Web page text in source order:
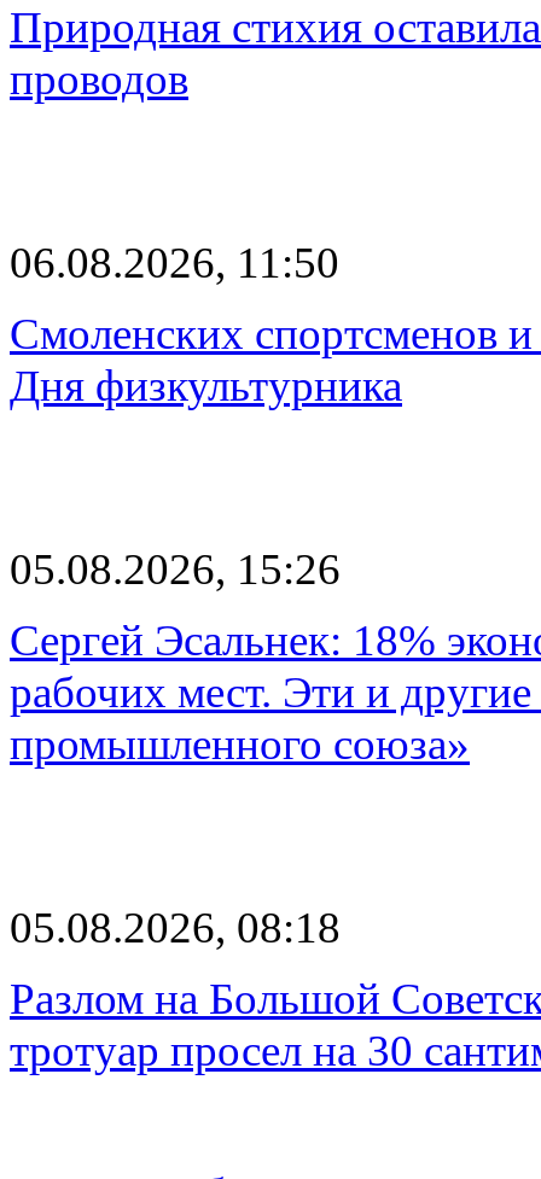
Природная стихия
проводов
06.08.2026, 11:50
Смоленских спортсменов
Дня физкультурника
05.08.2026, 15:26
Сергей Эсальнек: 18%
рабочих мест. Эти и
промышленного союза»
05.08.2026, 08:18
Разлом на Большой
тротуар просел на 30